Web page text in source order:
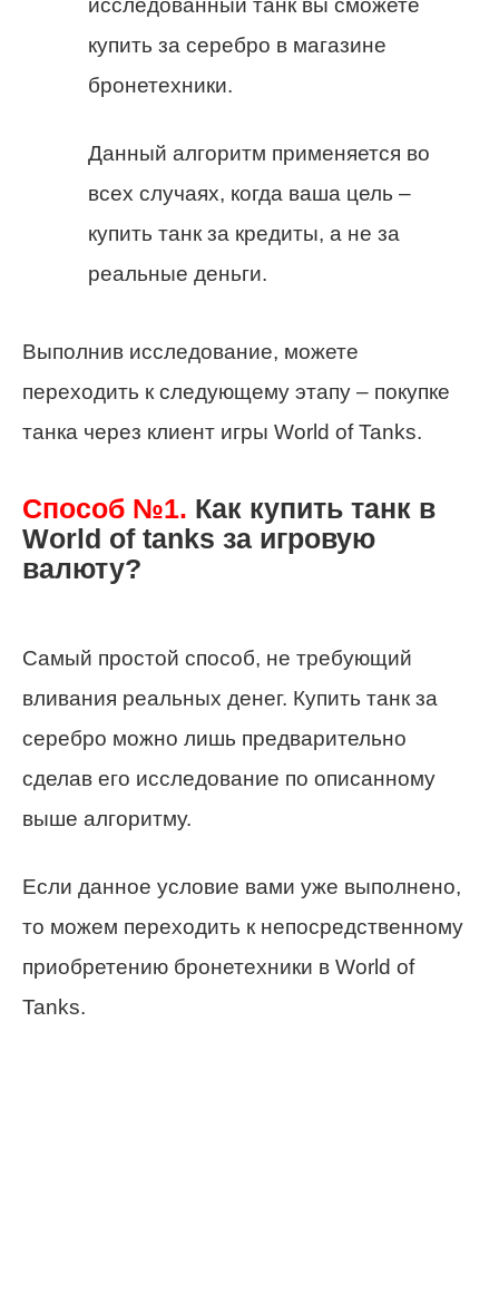
исследованный танк вы сможете
купить за серебро в магазине
бронетехники.
Данный алгоритм применяется во
всех случаях, когда ваша цель –
купить танк за кредиты, а не за
реальные деньги.
Выполнив исследование, можете
переходить к следующему этапу – покупке
танка через клиент игры World of Tanks.
Способ №1. Как купить танк в
World of tanks за игровую
валюту?
Самый простой способ, не требующий
вливания реальных денег. Купить танк за
серебро можно лишь предварительно
сделав его исследование по описанному
выше алгоритму.
Если данное условие вами уже выполнено,
то можем переходить к непосредственному
приобретению бронетехники в World of
Tanks.